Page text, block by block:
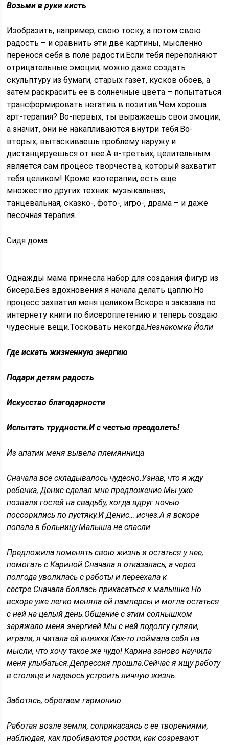
Возьми в руки кисть
Изобразить, например, свою тоску, а потом свою
радость – и сравнить эти две картины, мысленно
перенося себя в поле радости.Если тебя переполняют
отрицательные эмоции, можно даже создать
скульптуру из бумаги, старых газет, кусков обоев, а
затем раскрасить ее в солнечные цвета – попытаться
трансформировать негатив в позитив.Чем хороша
арт-терапия? Во-первых, ты выражаешь свои эмоции,
а значит, они не накапливаются внутри тебя.Во-
вторых, вытаскиваешь проблему наружу и
дистанцируешься от нее.А в-третьих, целительным
является сам процесс творчества, который захватит
тебя целиком! Кроме изотерапии, есть еще
множество других техник: музыкальная,
танцевальная, сказко-, фото-, игро-, драма – и даже
песочная терапия.
Сидя дома
Однажды мама принесла набор для создания фигур из
бисера.Без вдохновения я начала делать цаплю.Но
процесс захватил меня целиком.Вскоре я заказала по
интернету книги по бисероплетению и теперь создаю
чудесные вещи.Тосковать некогда.Незнакомка Йоли
Где искать жизненную энергию
Подари детям радость
Искусство благодарности
Испытать трудности.И с честью преодолеть!
Из апатии меня вывела племянница
Сначала все складывалось чудесно.Узнав, что я жду
ребенка, Денис сделал мне предложение.Мы уже
позвали гостей на свадьбу, когда вдруг ночью
поссорились по пустяку.И Денис… исчез.А я вскоре
попала в больницу.Малыша не спасли.
Предложила поменять свою жизнь и остаться у нее,
помогать с Кариной.Сначала я отказалась, а через
полгода уволилась с работы и переехала к
сестре.Сначала боялась прикасаться к малышке.Но
вскоре уже легко меняла ей памперсы и могла остаться
с ней на целый день.Общение с этим солнышком
заряжало меня энергией.Мы с ней подолгу гуляли,
играли, я читала ей книжки.Как-то поймала себя на
мысли, что хочу такое же чудо! Карина заново научила
меня улыбаться.Депрессия прошла.Сейчас я ищу работу
в столице и надеюсь устроить личную жизнь.
Заботясь, обретаем гармонию
Работая возле земли, соприкасаясь с ее творениями,
наблюдая, как пробиваются ростки, как созревают